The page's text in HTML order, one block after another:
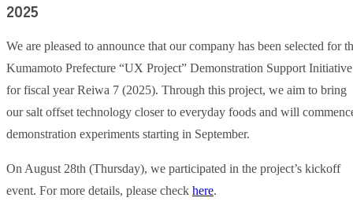
2025
We are pleased to announce that our company has been selected for
Kumamoto Prefecture “UX Project” Demonstration Support Initiative
for fiscal year Reiwa 7 (2025). Through this project, we aim to bring
our salt offset technology closer to everyday foods and will
demonstration experiments starting in September.
On August 28th (Thursday), we participated in the project’s kickoff
event. For more details, please check here.